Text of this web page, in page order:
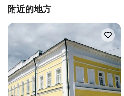
附近的地方